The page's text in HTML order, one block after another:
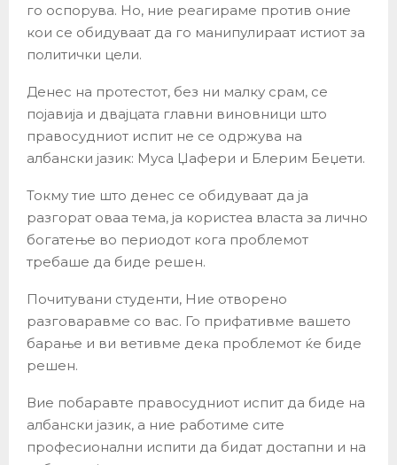
го оспорува. Но, ние реагираме против оние
кои се обидуваат да го манипулираат истиот за
политички цели.
Денес на протестот, без ни малку срам, се
појавија и двајцата главни виновници што
правосудниот испит не се одржува на
албански јазик: Муса Џафери и Блерим Беџети.
Токму тие што денес се обидуваат да ја
разгорат оваа тема, ја користеа власта за лично
богатење во периодот кога проблемот
требаше да биде решен.
Почитувани студенти, Ние отворено
разговаравме со вас. Го прифативме вашето
барање и ви ветивме дека проблемот ќе биде
решен.
Вие побаравте правосудниот испит да биде на
албански јазик, а ние работиме сите
професионални испити да бидат достапни и на